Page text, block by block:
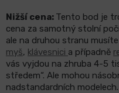
Nižší cena: Tento bod je
cena za samotný stolní
ale na druhou stranu
myš, klávesnici a případně
vás vyjdou na zhruba 4-5
středem“. Ale mohou
nadstandardních modelech.